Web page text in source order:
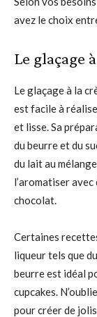
avez le choix
Le glaçage
Le glaçage à la
est facile à
et lisse. Sa
du beurre et du
du lait au
l’aromatiser
chocolat.
Certaines
liqueur tels que
beurre est idéal
cupcakes.
pour créer de